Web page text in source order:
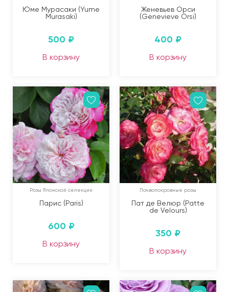
Юме Мурасаки (Yume
Мurasaki)
500 ₽
В корзину
Женевьев Орси
(Genevieve Orsi)
400 ₽
В корзину
Розы Японской селекции
Парис (Paris)
600 ₽
В корзину
Почвопокровные розы
Пат де Велюр (Patte
de Velours)
350 ₽
В корзину